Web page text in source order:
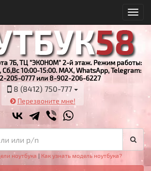
7Б, ТЦ "ЭКОНОМ" 2-й этаж. Режим работы:
10:00-15:00. MAX, WhatsApp, Telegram:
205-0777 или 8-902-206-6227
8 (8412) 750-777
Перезвоните мне!
ноутбука | Как узнать модель ноутбука?